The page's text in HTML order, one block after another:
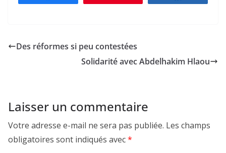
Des réformes si peu contestées
Solidarité avec Abdelhakim Hlaou
Laisser un commentaire
Votre adresse e-mail ne sera pas publiée. Les champs
obligatoires sont indiqués avec*